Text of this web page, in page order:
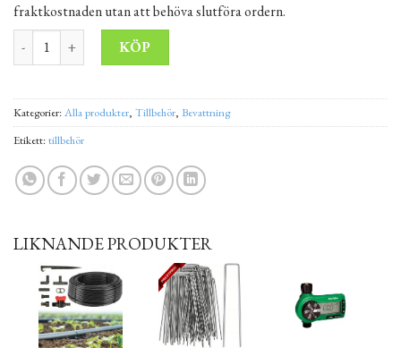
fraktkostnaden utan att behöva slutföra ordern.
PE Bevattningsrör PE100 DN 16x1.2 PN4 100 m mängd
KÖP
Kategorier:Alla produkter, Tillbehör, Bevattning
Etikett:tillbehör
LIKNANDE PRODUKTER